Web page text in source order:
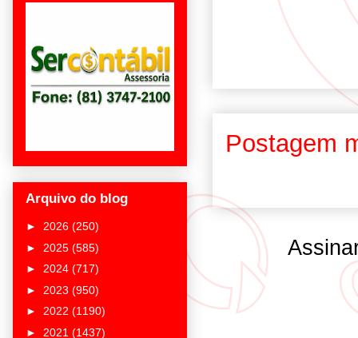
Postagem
Arquivo do blog
► 2026 (250)
► 2025 (585)
► 2024 (717)
► 2023 (950)
► 2022 (1190)
► 2021 (1437)